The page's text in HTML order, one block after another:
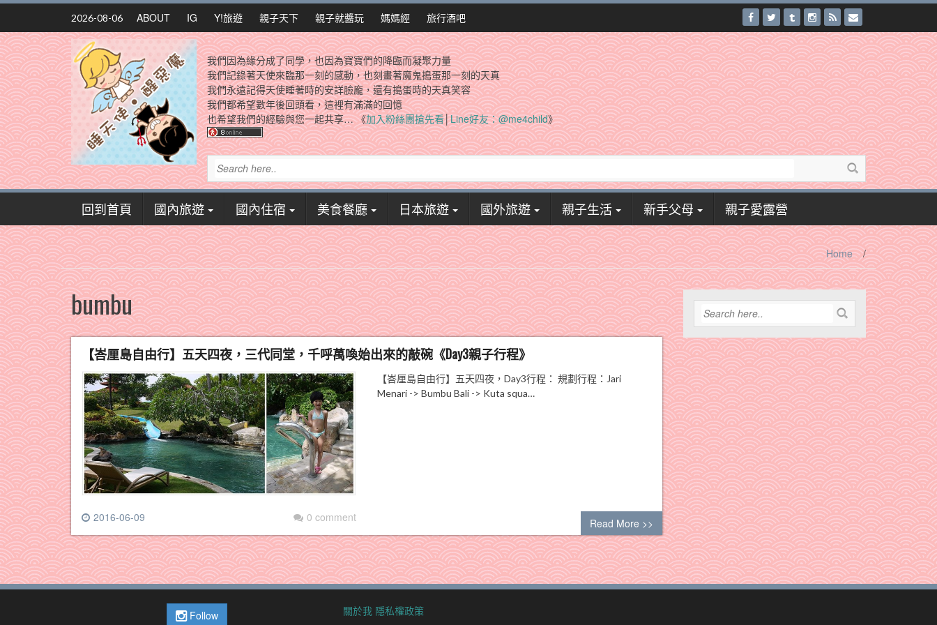
Skip
content
2026-08-06 ABOUT IG Y!旅遊 親子天下 親子就醬玩 媽媽經 旅行酒吧
我們因為緣分成了同學，也因為寶寶們的降臨而凝聚力量
我們記錄著天使來臨那一刻的感動，也刻畫著魔鬼搗蛋那一刻的天真
我們永遠記得天使睡著時的安詳臉龐，還有搗蛋時的天真笑容
我們都希望數年後回頭看，這裡有滿滿的回憶
也希望我們的經驗與您一起共享… 《加入粉絲團搶先看│Line好友：@me4child》
回到首頁 國內旅遊 國內住宿 美食餐廳 日本旅遊 國外旅遊 親子生活 新手父母 親子愛露營
Home /
bumbu
【峇厘島自由行】五天四夜，三代同堂，千呼萬喚始出來的敲碗《Day3親子行程》
2016-06-09 0 comment
【峇厘島自由行】五天四夜，Day3行程： 規劃行程：Jari
Menari -> Bumbu Bali -> Kuta squa…
Read More >>
Follow 關於我 隱私權政策